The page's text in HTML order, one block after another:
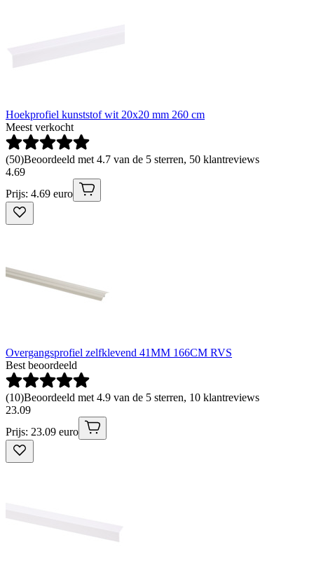
Hoekprofiel kunststof wit 20x20 mm 260 cm
Meest verkocht
(50)Beoordeeld met 4.7 van de 5 sterren, 50 klantreviews
4.69
Prijs: 4.69 euro
Overgangsprofiel zelfklevend 41MM 166CM RVS
Best beoordeeld
(10)Beoordeeld met 4.9 van de 5 sterren, 10 klantreviews
23.09
Prijs: 23.09 euro